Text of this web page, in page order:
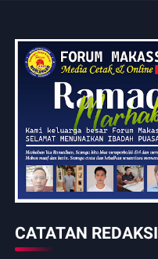
CATATAN REDAKSI